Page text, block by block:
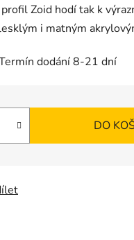
Zoid hodí tak k
i matným
dodání 8-21 dní
DO